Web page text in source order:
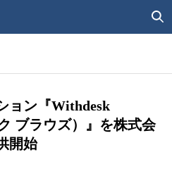
ョン『Withdesk
ブラウズ）』を株式会
開始